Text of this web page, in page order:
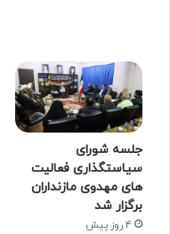
جلسه شورای
سیاستگذاری فعالیت
های مهدوی مازنداران
برگزار شد
4 روز پیش